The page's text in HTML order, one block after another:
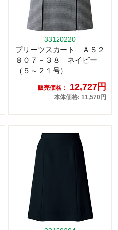
33120220
プリーツスカート ＡＳ２
８０７－３８ ネイビー
（５～２１号）
販売価格： 12,727円
本体価格: 11,570円